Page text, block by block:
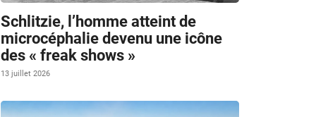
Schlitzie, l’homme atteint de
microcéphalie devenu une icône
des « freak shows »
13 juillet 2026